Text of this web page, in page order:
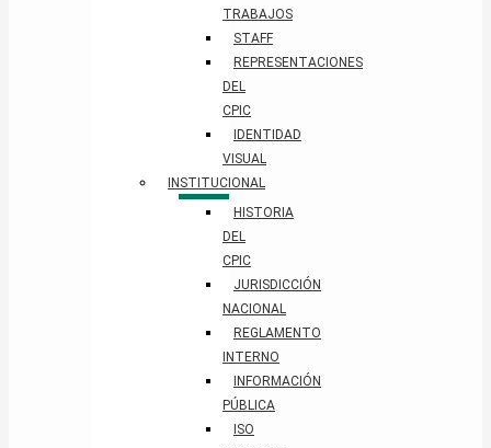
TRABAJOS
STAFF
REPRESENTACIONES
DEL
CPIC
IDENTIDAD
VISUAL
INSTITUCIONAL
HISTORIA
DEL
CPIC
JURISDICCIÓN
NACIONAL
REGLAMENTO
INTERNO
INFORMACIÓN
PÚBLICA
ISO